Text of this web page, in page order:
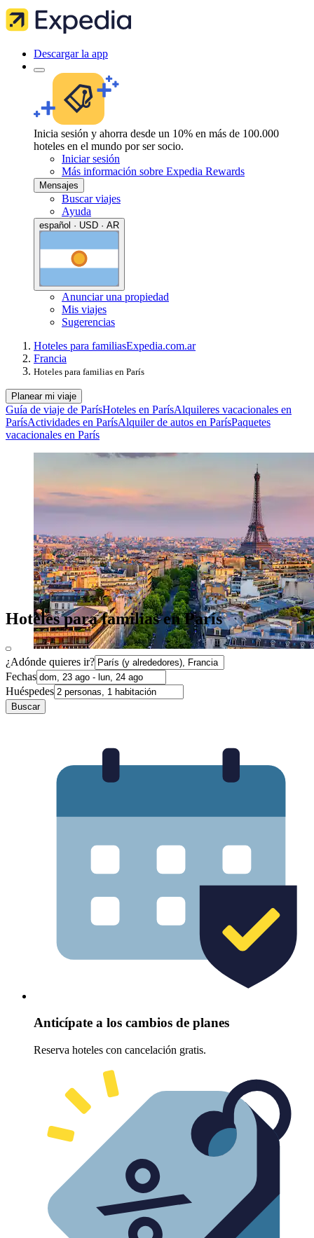
Descargar la app
Inicia sesión y ahorra desde un 10% en más de 100.000
hoteles en el mundo por ser socio.
Iniciar sesión
Más información sobre Expedia Rewards
Mensajes
Buscar viajes
Ayuda
español · USD · AR
Anunciar una propiedad
Mis viajes
Sugerencias
Hoteles para familiasExpedia.com.ar
Francia
Hoteles para familias en París
Planear mi viaje
Guía de viaje de ParísHoteles en ParísAlquileres vacacionales en
ParísActividades en ParísAlquiler de autos en ParísPaquetes
vacacionales en París
Hoteles para familias en París
¿Adónde quieres ir?
Fechas
Huéspedes
Buscar
Anticípate a los cambios de planes
Reserva hoteles con cancelación gratis.